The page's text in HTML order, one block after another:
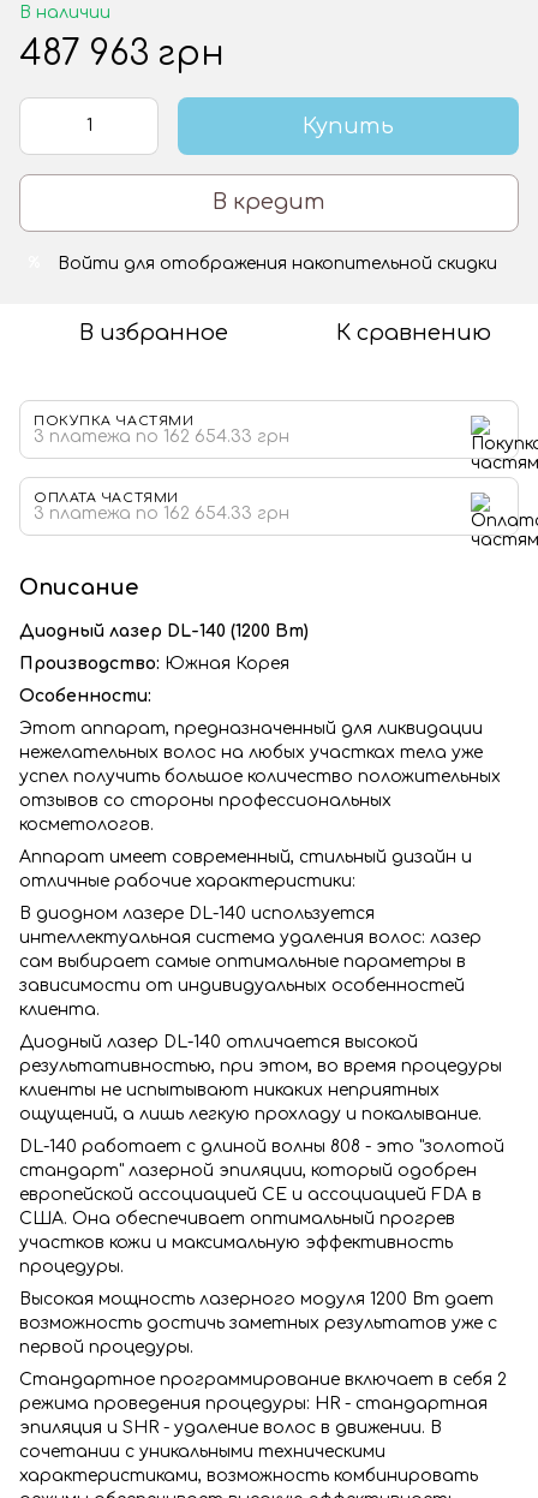
В наличии
487 963 грн
Купить
В кредит
Войти для отображения накопительной скидки
В избранное К сравнению
ПОКУПКА ЧАСТЯМИ
3 платежа по 162 654.33 грн
ОПЛАТА ЧАСТЯМИ
3 платежа по 162 654.33 грн
Описание
Диодный лазер DL-140 (1200 Вт)
Производство: Южная Корея
Особенности:
Этот аппарат, предназначенный для ликвидации
нежелательных волос на любых участках тела уже
успел получить большое количество положительных
отзывов со стороны профессиональных
косметологов.
Аппарат имеет современный, стильный дизайн и
отличные рабочие характеристики:
В диодном лазере DL-140 используется
интеллектуальная система удаления волос: лазер
сам выбирает самые оптимальные параметры в
зависимости от индивидуальных особенностей
клиента.
Диодный лазер DL-140 отличается высокой
результативностью, при этом, во время процедуры
клиенты не испытывают никаких неприятных
ощущений, а лишь легкую прохладу и покалывание.
DL-140 работает с длиной волны 808 - это "золотой
стандарт" лазерной эпиляции, который одобрен
европейской ассоциацией СЕ и ассоциацией FDA в
США. Она обеспечивает оптимальный прогрев
участков кожи и максимальную эффективность
процедуры.
Высокая мощность лазерного модуля 1200 Вт дает
возможность достичь заметных результатов уже с
первой процедуры.
Стандартное программирование включает в себя 2
режима проведения процедуры: HR - стандартная
эпиляция и SHR - удаление волос в движении. В
сочетании с уникальными техническими
характеристиками, возможность комбинировать